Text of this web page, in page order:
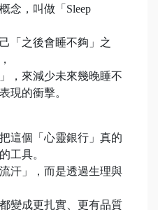
念，叫做「Sleep
「之後會睡不夠」之
，來減少未來幾晚睡不
現的衝擊。
這個「心靈銀行」真的
工具。
汗」，而是透過生理與
變成更扎實、更有品質